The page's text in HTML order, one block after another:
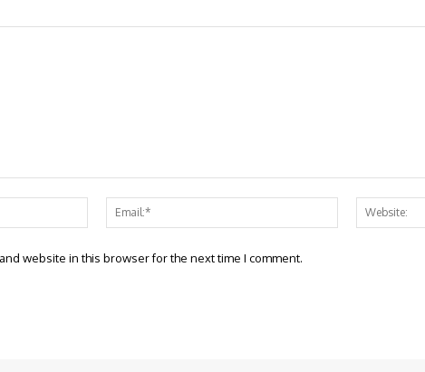
Name:*
Email:*
website in this browser for the next time I comment.